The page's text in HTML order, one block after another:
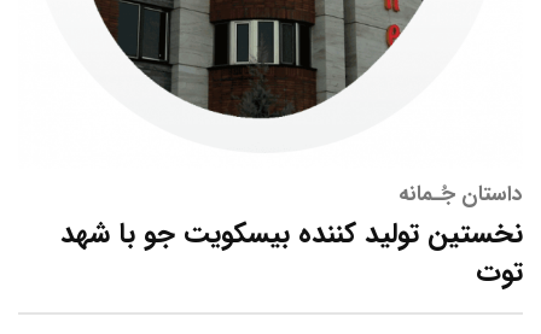
داستان جُـمانه
نخستین تولید کننده بیسکویت جو با شهد
توت